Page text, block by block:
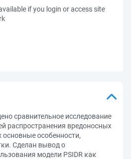
if you login or access site
сравнительное исследование
распространения вредоносных
особенности,
Сделан вывод о
модели PSIDR как